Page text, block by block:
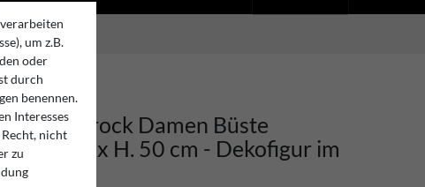
Barock Damen Büste
35 x 20 x H. 50 cm - Dekofigur im
um z.B.
oder
durch
benennen.
Interesses
nicht
zu